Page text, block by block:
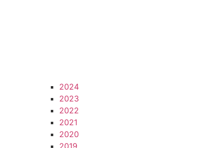
2024
2023
2022
2021
2020
2019